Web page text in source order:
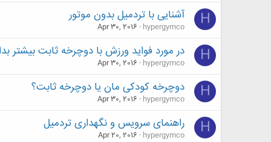
H آشنایی با تردمیل بدون موتور
hypergymco
Apr 30, 2016
H در مورد فواید ورزش با دوچرخه ثابت بیشتر
hypergymco
Apr 30, 2016
H دوچرخه کودکی ‌مان یا دوچرخه ثابت؟
hypergymco
Apr 30, 2016
H راهنمای سرویس و نگهداری تردمیل
hypergymco
Apr 20, 2016